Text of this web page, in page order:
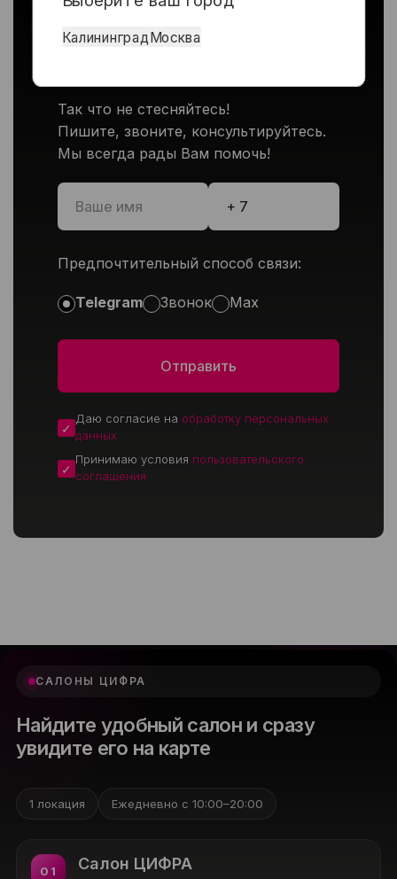
Ответим на все
интересующие вас
Так что не стесняйтесь!
Пишите, звоните, консультируйтесь.
Мы всегда рады Вам помочь!
Предпочтительный способ связи:
Telegram Звонок Max
Даю согласие на обработку персональных
данных
Принимаю условия пользовательского
соглашения
САЛОНЫ ЦИФРА
Найдите удобный салон и сразу
увидите его на карте
1 локация Ежедневно с 10:00–20:00
01 Салон ЦИФРА
Калининград Москва